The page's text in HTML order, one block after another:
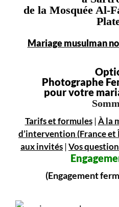
de la Mosquée Al-
Mariage musulman
Photographe
pour votre
Tarifs et formules|À la
d’intervention (France et
aux invités |Vos
(Engagement